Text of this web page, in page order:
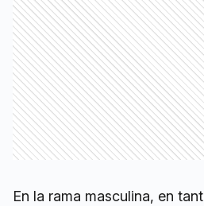
En la rama masculina, en